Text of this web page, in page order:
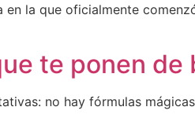
la que oficialmente
te ponen de
no hay fórmulas